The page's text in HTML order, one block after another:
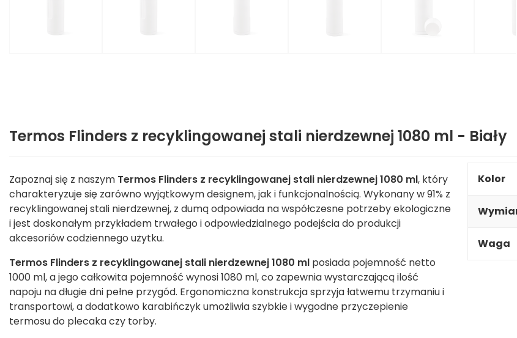
Termos Flinders z recyklingowanej stali nierdzewnej 1080 ml - Biały
Zapoznaj się z naszym Termos Flinders z recyklingowanej stali nierdzewnej 1080 ml, który
charakteryzuje się zarówno wyjątkowym designem, jak i funkcjonalnością. Wykonany w 91% z
recyklingowanej stali nierdzewnej, z dumą odpowiada na współczesne potrzeby ekologiczne
i jest doskonałym przykładem trwałego i odpowiedzialnego podejścia do produkcji
akcesoriów codziennego użytku.
Termos Flinders z recyklingowanej stali nierdzewnej 1080 ml posiada pojemność netto
1000 ml, a jego całkowita pojemność wynosi 1080 ml, co zapewnia wystarczającą ilość
napoju na długie dni pełne przygód. Ergonomiczna konstrukcja sprzyja łatwemu trzymaniu i
transportowi, a dodatkowo karabińczyk umożliwia szybkie i wygodne przyczepienie
termosu do plecaka czy torby.
Kolor
Waga